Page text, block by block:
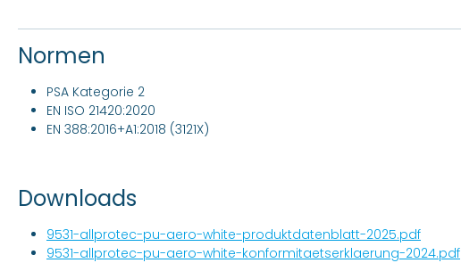
Normen
PSA Kategorie 2
EN ISO 21420:2020
EN 388:2016+A1:2018 (3121X)
Downloads
9531-allprotec-pu-aero-white-produktdatenblatt-2025.pdf
9531-allprotec-pu-aero-white-konformitaetserklaerung-2024.pdf